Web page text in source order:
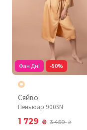
Фан Дні -50%
Сяйво
Пеньюар 900SN
1 729 ₴ 3 459₴